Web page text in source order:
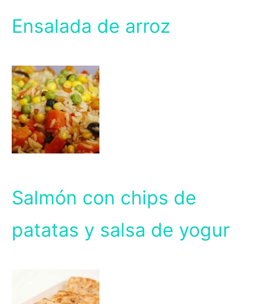
Ensalada de arroz
Salmón con chips de
patatas y salsa de yogur